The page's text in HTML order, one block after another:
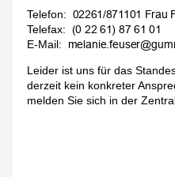
Telefon:
Telefax:
E-Mail:
Leider ist uns für das
derzeit kein konkreter
melden Sie sich in der